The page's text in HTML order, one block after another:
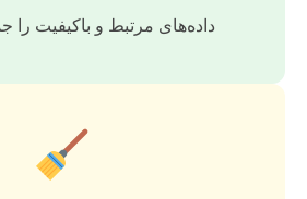
داده‌های مرتبط و باکیفیت را